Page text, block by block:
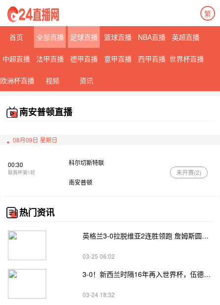
繁
首页 全部直播 足球直播 篮球直播 NBA直播 英超直播
中超直播 法甲直播 德甲直播 意甲直播 西甲直播 世界杯直播
欧洲杯直播 视频 资讯
南安普顿直播
08月09日 星期日
00:30
联赛杯第1轮
科尔切斯特联
南安普顿
未开赛(2)
热门资讯
英格兰3-0拉脱维亚2连胜领跑 詹姆斯圆月弯刀凯恩埃泽建功
03-25 06:02
3-0！新西兰时隔16年再入世界杯，伍德将二度征战
03-24 18:32